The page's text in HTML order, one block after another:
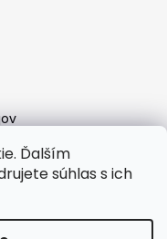
Ďalším
súhlas s ich